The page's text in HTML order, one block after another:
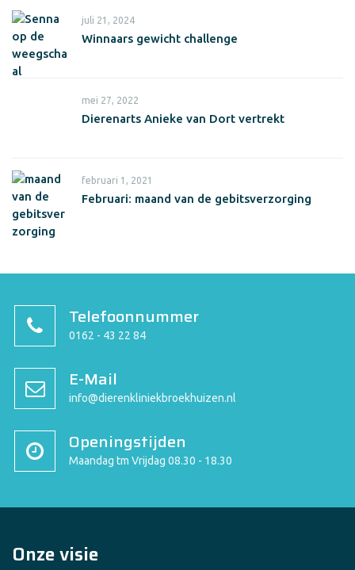
juli 21, 2024
Winnaars gewicht challenge
mei 27, 2022
Dierenarts Anieke van Dort vertrekt
februari 1, 2021
Februari: maand van de gebitsverzorging
Telefoonnummer
0162 - 43 22 84
E-Mail
info@dierenkliniekbroekhuizen.nl
Openingstijden
Maandag tm Vrijdag 08.30 - 18.30
Onze visie